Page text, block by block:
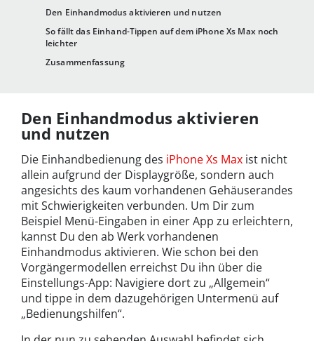
Den Einhandmodus aktivieren und nutzen
So fällt das Einhand-Tippen auf dem iPhone Xs Max noch
leichter
Zusammenfassung
Den Einhandmodus aktivieren
und nutzen
Die Einhandbedienung des iPhone Xs Max ist nicht
allein aufgrund der Displaygröße, sondern auch
angesichts des kaum vorhandenen Gehäuserandes
mit Schwierigkeiten verbunden. Um Dir zum
Beispiel Menü-Eingaben in einer App zu erleichtern,
kannst Du den ab Werk vorhandenen
Einhandmodus aktivieren. Wie schon bei den
Vorgängermodellen erreichst Du ihn über die
Einstellungs-App: Navigiere dort zu „Allgemein“
und tippe in dem dazugehörigen Untermenü auf
„Bedienungshilfen“.